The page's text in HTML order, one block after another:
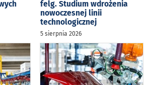
felg. Studium wdrożenia
nowoczesnej linii
technologicznej
5 sierpnia 2026